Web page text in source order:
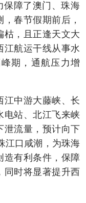
保障了澳门、珠海
春节假期前后，
枯，且正逢天文大
江航运干线从事水
期，通航压力增
中游大藤峡、长
电站、北江飞来峡
泄流量，预计向下
江口咸潮，为珠海
造有利条件，保障
同时将显著提升西